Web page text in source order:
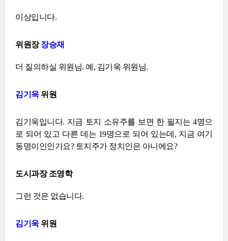
이상입니다.
위원장장승재
더 질의하실 위원님. 예, 김기욱 위원님.
김기욱위원
김기욱입니다. 지금 토지 소유주를 보면 한 필지는 4명으
로 되어 있고 다른 데는 19명으로 되어 있는데, 지금 여기
동명이인인가요? 토지주가 정치인은 아니에요?
도시과장 조영학
그런 것은 없습니다.
김기욱위원